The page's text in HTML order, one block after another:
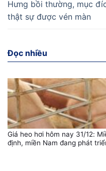
Hưng bồi thường, mục
thật sự được vén màn
Đọc nhiều
Giá heo hơi hôm nay 31/12:
định, miền Nam đang phát